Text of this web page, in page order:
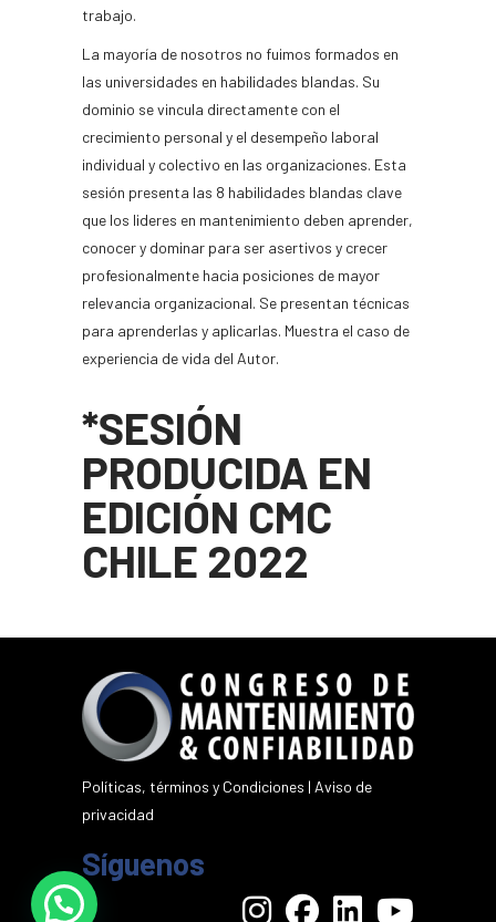
trabajo.
La mayoría de nosotros no fuimos formados en
las universidades en habilidades blandas. Su
dominio se vincula directamente con el
crecimiento personal y el desempeño laboral
individual y colectivo en las organizaciones. Esta
sesión presenta las 8 habilidades blandas clave
que los lideres en mantenimiento deben aprender,
conocer y dominar para ser asertivos y crecer
profesionalmente hacia posiciones de mayor
relevancia organizacional. Se presentan técnicas
para aprenderlas y aplicarlas. Muestra el caso de
experiencia de vida del Autor.
*SESIÓN
PRODUCIDA EN
EDICIÓN CMC
CHILE 2022
Políticas, términos y Condiciones | Aviso de
privacidad
Síguenos